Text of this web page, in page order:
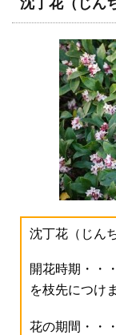
沈丁花（じん
沈丁花（じん
開花時期・・
を枝先につけ
花の期間・・